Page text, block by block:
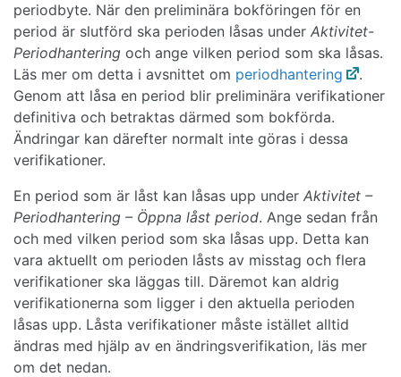
periodbyte. När den preliminära bokföringen för en
period är slutförd ska perioden låsas under Aktivitet-
Periodhantering och ange vilken period som ska låsas.
Läs mer om detta i avsnittet om periodhantering
.
Genom att låsa en period blir preliminära verifikationer
definitiva och betraktas därmed som bokförda.
Ändringar kan därefter normalt inte göras i dessa
verifikationer.
En period som är låst kan låsas upp under Aktivitet –
Periodhantering – Öppna låst period. Ange sedan från
och med vilken period som ska låsas upp. Detta kan
vara aktuellt om perioden låsts av misstag och flera
verifikationer ska läggas till. Däremot kan aldrig
verifikationerna som ligger i den aktuella perioden
låsas upp. Låsta verifikationer måste istället alltid
ändras med hjälp av en ändringsverifikation, läs mer
om det nedan.